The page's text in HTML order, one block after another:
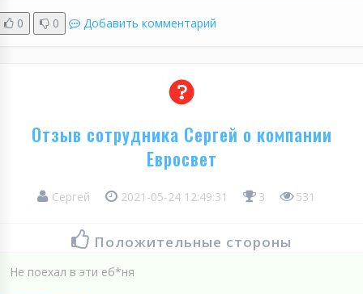
0 0 Добавить комментарий
Отзыв сотрудника Сергей о компании
Евросвет
Сергей 2021-05-24 12:49:31 3 531
Положительные стороны
Не поехал в эти еб*ня